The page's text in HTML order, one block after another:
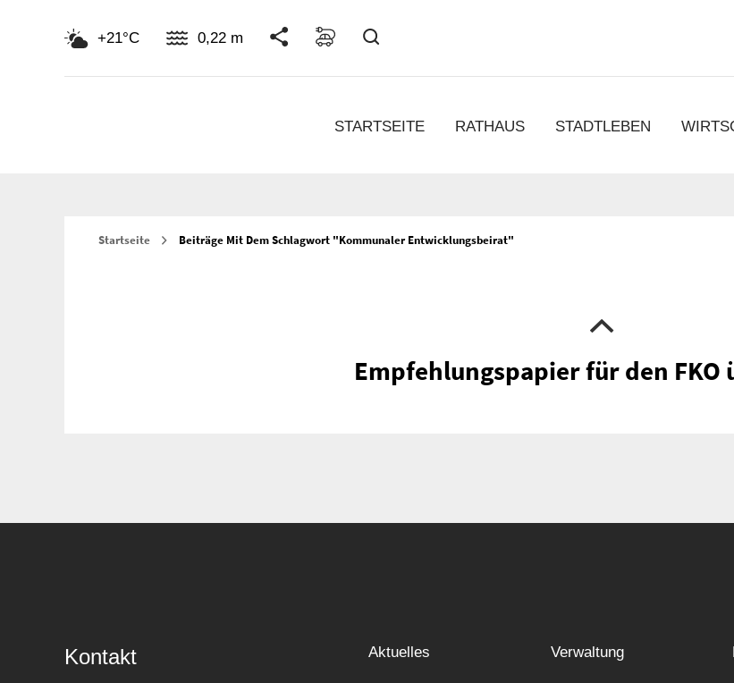
+21°C 0,22 m
STARTSEITE RATHAUS STADTLEBEN
Startseite Beiträge Mit Dem Schlagwort "kommunaler Entwicklungsbeirat"
Empfehlungspapier für den
Kontakt Aktuelles Verwaltung